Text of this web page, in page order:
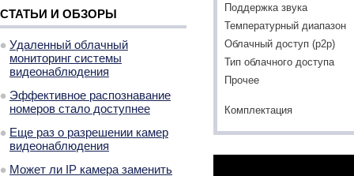
Поддержка звука
Температурный диапазон
Облачный доступ (p2p)
Тип облачного доступа
Прочее
Комплектация
СТАТЬИ И ОБЗОРЫ
Удаленный облачный
мониторинг системы
видеонаблюдения
Эффективное распознавание
номеров стало доступнее
Еще раз о разрешении камер
видеонаблюдения
Может ли IP камера заменить